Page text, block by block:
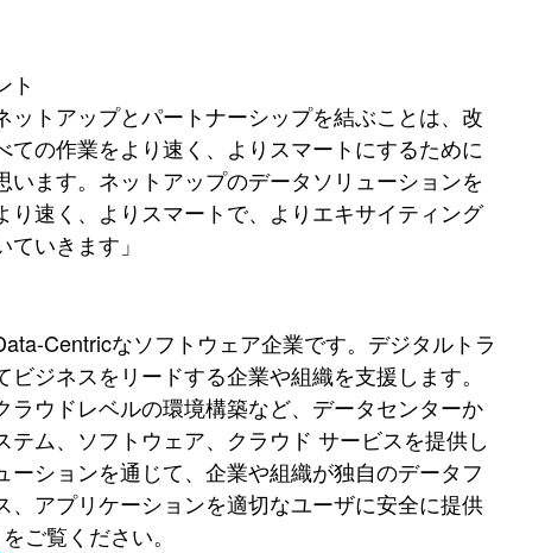
ト
ットアップとパートナーシップを結ぶことは、改
の作業をより速く、よりスマートにするために
ます。ネットアップのデータソリューションを
速く、よりスマートで、よりエキサイティング
いきます」
Centricなソフトウェア企業です。デジタルトラ
ジネスをリードする企業や組織を支援します。
ウドレベルの環境構築など、データセンターか
ム、ソフトウェア、クラウド サービスを提供し
ションを通じて、企業や組織が独自のデータフ
アプリケーションを適切なユーザに安全に提供
をご覧ください。